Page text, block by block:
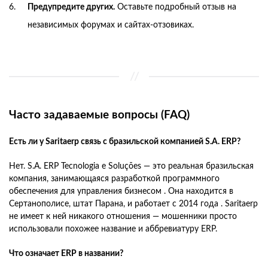
Предупредите других. Оставьте подробный отзыв на
независимых форумах и сайтах-отзовиках.
Часто задаваемые вопросы (FAQ)
Есть ли у Saritaerp связь с бразильской компанией S.A. ERP?
Нет. S.A. ERP Tecnologia e Soluções — это реальная бразильская
компания, занимающаяся разработкой программного
обеспечения для управления бизнесом . Она находится в
Сертанополисе, штат Парана, и работает с 2014 года . Saritaerp
не имеет к ней никакого отношения — мошенники просто
использовали похожее название и аббревиатуру ERP.
Что означает ERP в названии?